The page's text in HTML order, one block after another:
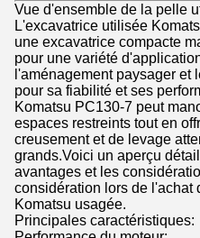
Vue d'ensemble de la pelle
L'excavatrice utilisée
une excavatrice compacte
pour une variété
l'aménagement paysager et
pour sa fiabilité et ses
Komatsu PC130-7 peut
espaces restreints tout en
creusement et de levage
grands.Voici un aperçu
avantages et les
considération lors de l'achat
Komatsu usagée.
Principales caractéristiques: